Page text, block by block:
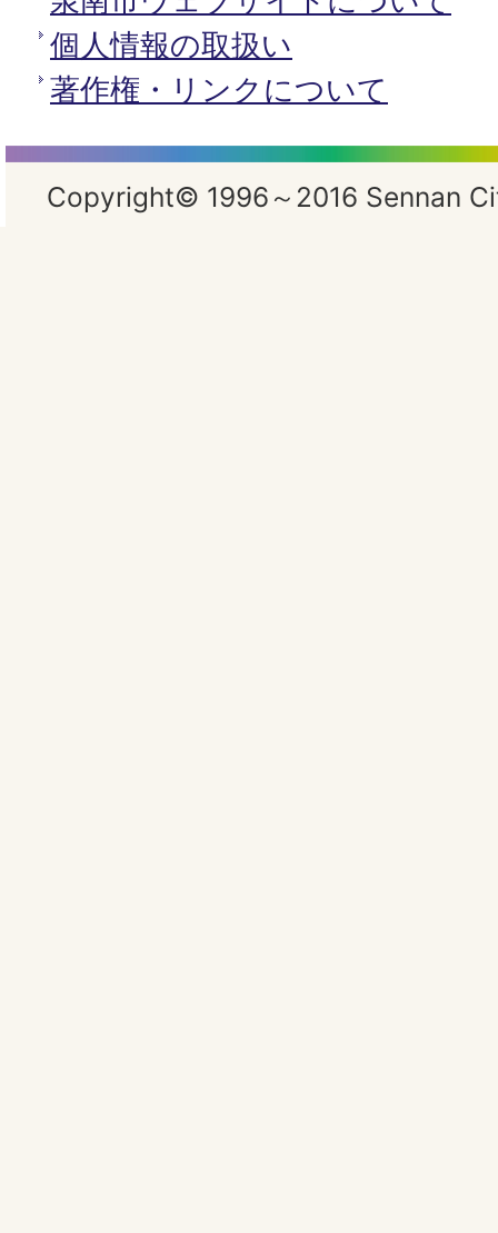
個人情報の取扱い
著作権・リンクについて
Copyright© 1996～2016 Sennan